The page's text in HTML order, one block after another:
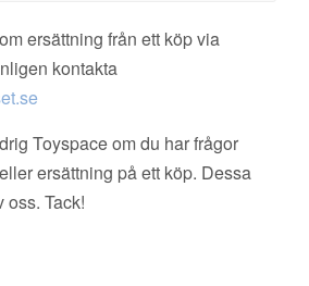
ersättning från ett köp via
kontakta
Toyspace om du har frågor
ersättning på ett köp. Dessa
oss. Tack!